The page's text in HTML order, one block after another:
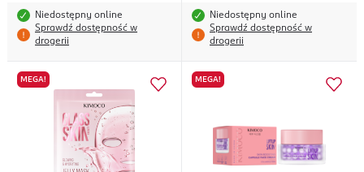
Niedostępny online
Sprawdź dostępność w
drogerii
Niedostępny online
Sprawdź dostępność w
drogerii
MEGA! MEGA!